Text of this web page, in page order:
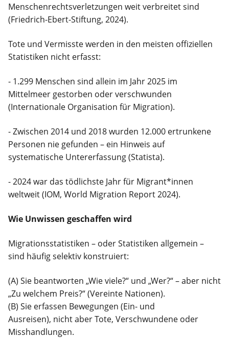
Menschenrechtsverletzungen weit verbreitet sind
(Friedrich-Ebert-Stiftung, 2024).
Tote und Vermisste werden in den meisten offiziellen
Statistiken nicht erfasst:
- 1.299 Menschen sind allein im Jahr 2025 im
Mittelmeer gestorben oder verschwunden
(Internationale Organisation für Migration).
- Zwischen 2014 und 2018 wurden 12.000 ertrunkene
Personen nie gefunden – ein Hinweis auf
systematische Untererfassung (Statista).
- 2024 war das tödlichste Jahr für Migrant*innen
weltweit (IOM, World Migration Report 2024).
Wie Unwissen geschaffen wird
Migrationsstatistiken – oder Statistiken allgemein –
sind häufig selektiv konstruiert:
(A) Sie beantworten „Wie viele?“ und „Wer?“ – aber nicht
„Zu welchem Preis?“ (Vereinte Nationen).
(B) Sie erfassen Bewegungen (Ein- und
Ausreisen), nicht aber Tote, Verschwundene oder
Misshandlungen.